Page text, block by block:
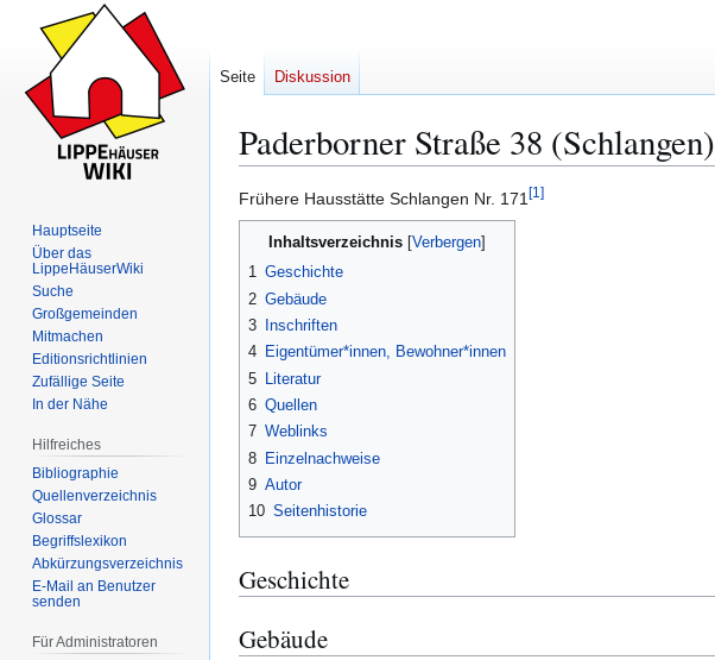
Paderborner Straße 38 (Schlangen)
Zur
Navigation
springen
Zur
Suche
springen
Frühere Hausstätte Schlangen Nr. 171[1]
Inhaltsverzeichnis
1 Geschichte
2 Gebäude
3
Inschriften
4 Eigentümer*innen, Bewohner*innen
5
Literatur
6 Quellen
7 Weblinks
8 Einzelnachweise
9 Autor
10 Seitenhistorie
Geschichte
Gebäude
Seite Diskussion
Hauptseite
Über das
LippeHäuserWiki
Suche
Großgemeinden
Mitmachen
Editionsrichtlinien
Zufällige Seite
In der Nähe
Hilfreiches
Bibliographie
Quellenverzeichnis
Glossar
Begriffslexikon
Abkürzungsverzeichnis
E-Mail an Benutzer
senden
Für Administratoren